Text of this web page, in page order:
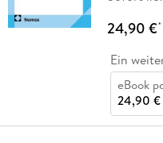
24,90 €*
Ein
eBook
24,90 €